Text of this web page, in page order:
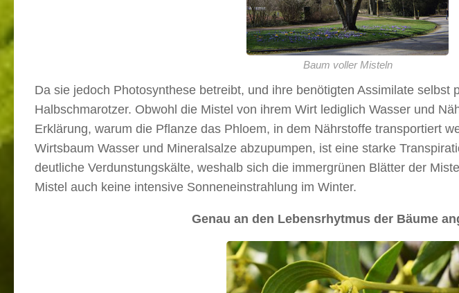
Baum voller Misteln
Da sie jedoch Photosynthese betreibt, und ihre benötigten Assimilate selbst
Halbschmarotzer. Obwohl die Mistel von ihrem Wirt lediglich Wasser und
Erklärung, warum die Pflanze das Phloem, in dem Nährstoffe transportiert
Wirtsbaum Wasser und Mineralsalze abzupumpen, ist eine starke
deutliche Verdunstungskälte, weshalb sich die immergrünen Blätter der
Mistel auch keine intensive Sonneneinstrahlung im Winter.
Genau an den Lebensrhytmus der Bäume